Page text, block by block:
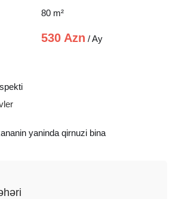
80 m²
530 Azn / Ay
yaninda qirnuzi bina